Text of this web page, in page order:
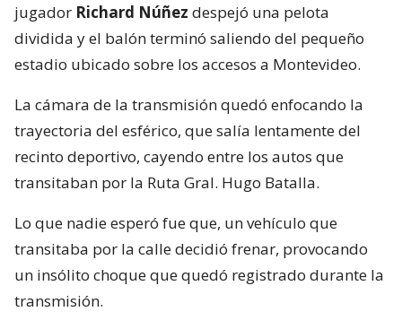
jugador Richard Núñez despejó una pelota
dividida y el balón terminó saliendo del pequeño
estadio ubicado sobre los accesos a Montevideo.
La cámara de la transmisión quedó enfocando la
trayectoria del esférico, que salía lentamente del
recinto deportivo, cayendo entre los autos que
transitaban por la Ruta Gral. Hugo Batalla.
Lo que nadie esperó fue que, un vehículo que
transitaba por la calle decidió frenar, provocando
un insólito choque que quedó registrado durante la
transmisión.